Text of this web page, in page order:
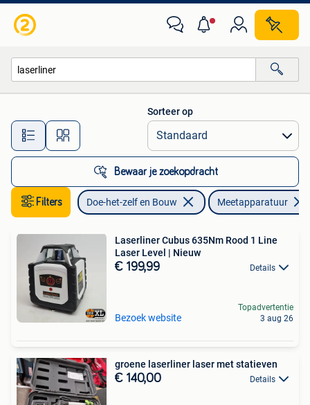
Alle afstanden…
Sorteer op
Bewaar je zoekopdracht
Filters Doe-het-zelf en Bouw Meetapparatuur
Laserliner Cubus 635Nm Rood 1 Line
Laser Level | Nieuw
€ 199,99 Details
Bezoek website
Topadvertentie
3 aug 26
groene laserliner laser met statieven
€ 140,00 Details